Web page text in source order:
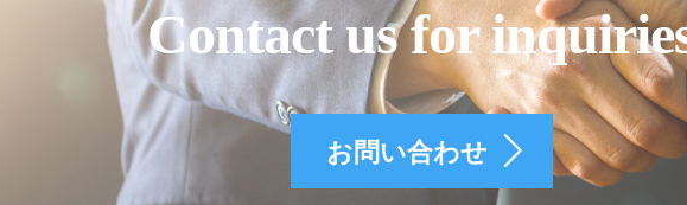
Contact us for
お問い合わせ